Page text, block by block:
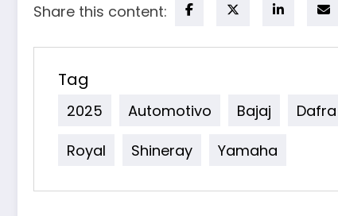
Share this content:
Tag
2025 Automotivo Bajaj Dafra
Royal
Shineray Yamaha